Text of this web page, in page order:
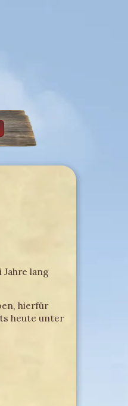
lang
hierfür
heute unter